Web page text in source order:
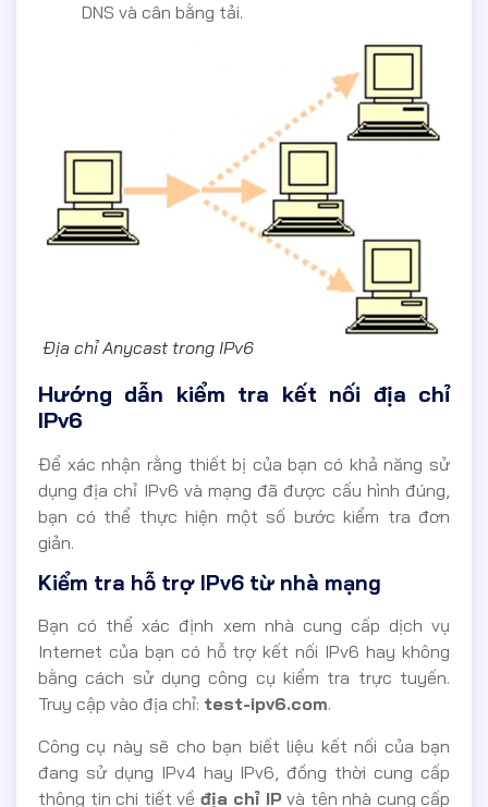
DNS và cân bằng tải.
Địa chỉ Anycast trong IPv6
Hướng dẫn kiểm tra kết nối địa chỉ
IPv6
Để xác nhận rằng thiết bị của bạn có khả năng sử
dụng địa chỉ IPv6 và mạng đã được cấu hình đúng,
bạn có thể thực hiện một số bước kiểm tra đơn
giản.
Kiểm tra hỗ trợ IPv6 từ nhà mạng
Bạn có thể xác định xem nhà cung cấp dịch vụ
Internet của bạn có hỗ trợ kết nối IPv6 hay không
bằng cách sử dụng công cụ kiểm tra trực tuyến.
Truy cập vào địa chỉ: test-ipv6.com.
Công cụ này sẽ cho bạn biết liệu kết nối của bạn
đang sử dụng IPv4 hay IPv6, đồng thời cung cấp
thông tin chi tiết về địa chỉ IPvà tên nhà cung cấp